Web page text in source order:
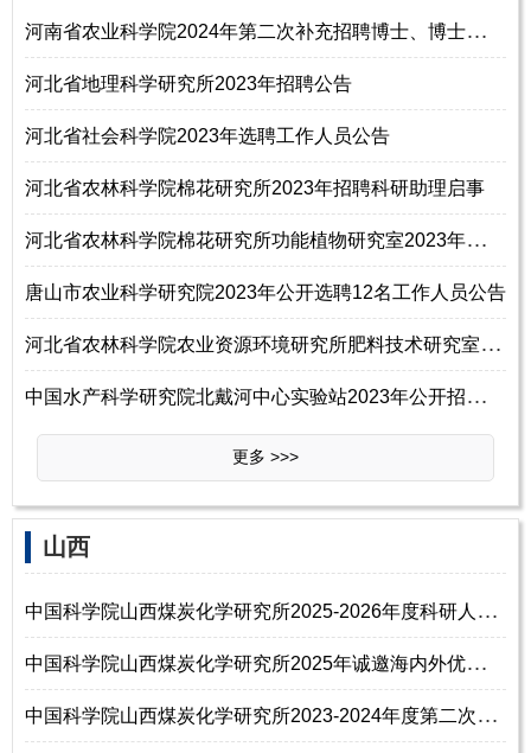
河
南省农业科学院2024年第二次补充招聘博士、博士后公告
河北省地理科学研究所2023年招聘公告
河北省社会科学院2023年选聘工作人员公告
河北省农林科学院棉花研究所2023年招聘科研助理启事
河
北省农林科学院棉花研究所功能植物研究室2023年招聘科研助理启事
唐山市农业科学研究院2023年公开选聘12名工作人员公告
河
北省农林科学院农业资源环境研究所肥料技术研究室2023年招聘科研助理2名启
中
国水产科学研究院北戴河中心实验站2023年公开招聘工作人员公告
更多 >>>
山西
中
国科学院山西煤炭化学研究所2025-2026年度科研人员第二次招聘启事（有效）
中
国科学院山西煤炭化学研究所2025年诚邀海内外优秀青年博士
中
国科学院山西煤炭化学研究所2023-2024年度第二次招聘科研人员启事